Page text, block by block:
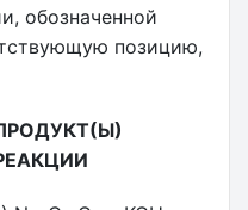
обозначенной
позицию,